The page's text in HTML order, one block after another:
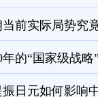
当前实际局势究
的“国家级战略
日元如何影响